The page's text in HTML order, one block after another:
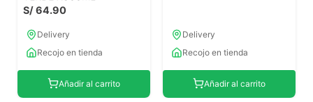
S/64.90
Delivery
Recojo en tienda
Añadir al carrito
Delivery
Recojo en tienda
Añadir al carrito